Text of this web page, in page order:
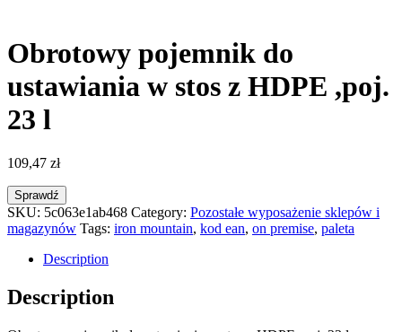
Obrotowy pojemnik do
ustawiania w stos z HDPE ,poj.
23 l
109,47 zł
Sprawdź
SKU: 5c063e1ab468 Category: Pozostałe wyposażenie sklepów i
magazynów Tags: iron mountain, kod ean, on premise, paleta
Description
Description